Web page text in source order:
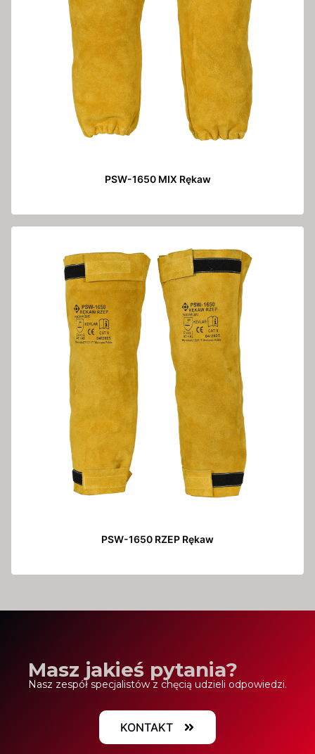
PSW-1650 MIX Rękaw
PSW-1650 RZEP Rękaw
Masz jakieś pytania?
Nasz zespół specjalistów z chęcią udzieli odpowiedzi.
KONTAKT